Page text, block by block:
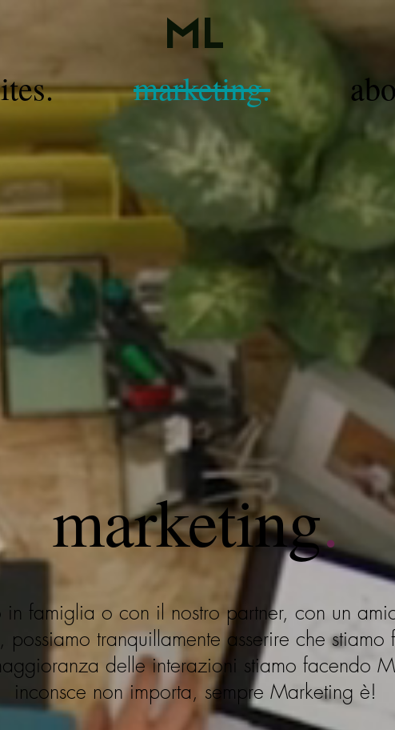
ML
marketing.
marketing.
famiglia o con il nostro partner, con un
possiamo tranquillamente asserire che
delle interazioni stiamo facendo
inconsce non importa, sempre Marketing è!